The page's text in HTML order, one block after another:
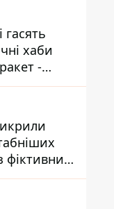
гасять
хаби
-
фіктивним